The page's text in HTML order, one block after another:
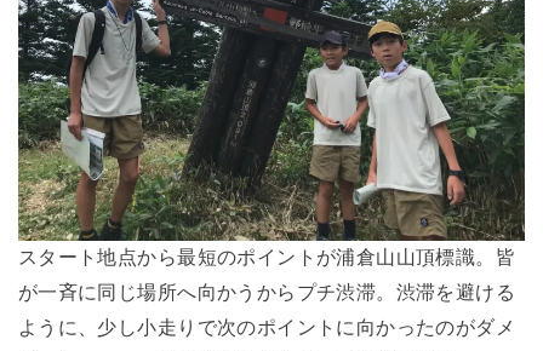
スタート地点から最短のポイントが浦倉山山頂標識。皆
が一斉に同じ場所へ向かうからプチ渋滞。渋滞を避ける
ように、少し小走りで次のポイントに向かったのがダメ